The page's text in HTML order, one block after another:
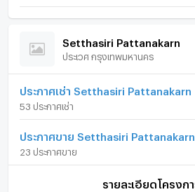
Clubhouse
สระว่ายน้ำระบบเกลือ
ห้องอบไอน้ำ Steam Room
ห้องอเนกประสงค์
Jogging Track
Access Card Control
ระบบรักษาความปลอดภัยตลอด 24 ชม.
เงินมัดจำ/ประกัน
จำนวนชั้น
จำนวนห้องน้ำ
ภายในบ้าน ภายในโครงการ
เฟอร์นิเจอร์
โทรศัพท์บ้าน
เครื่องทำน้ำร้อน/น้ำอุ่น
ประตูห้องระบบ digital lock
Setthasiri Pattanakarn
ประเวศ กรุงเทพมหานคร
ประกาศเช่า Setthasiri Pattanakarn
53 ประกาศเช่า
ประกาศขาย Setthasiri Pattanakarn
23 ประกาศขาย
รายละเอียดโครงกา